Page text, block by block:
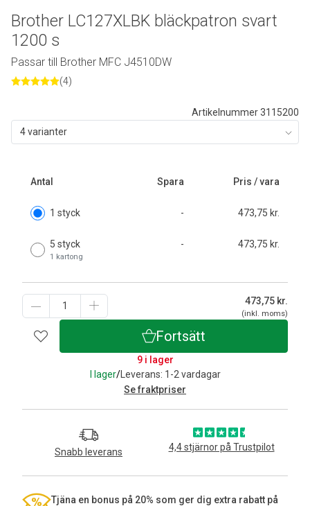
Artikelnummer 3115200
4 varianter
Antal Spara Pris / vara
1 styck - 473,75 kr.
5 styck
1 kartong
- 473,75 kr.
473,75 kr.
(inkl. moms)
Fortsätt
9 i lager
I lager/Leverans: 1-2 vardagar
Se fraktpriser
Snabb leverans 4,4 stjärnor på Trustpilot
Tjäna en bonus på 20% som ger dig extra rabatt på
Brother LC127XLBK bläckpatron svart
1200 s
Passar till Brother MFC J4510DW
(4)